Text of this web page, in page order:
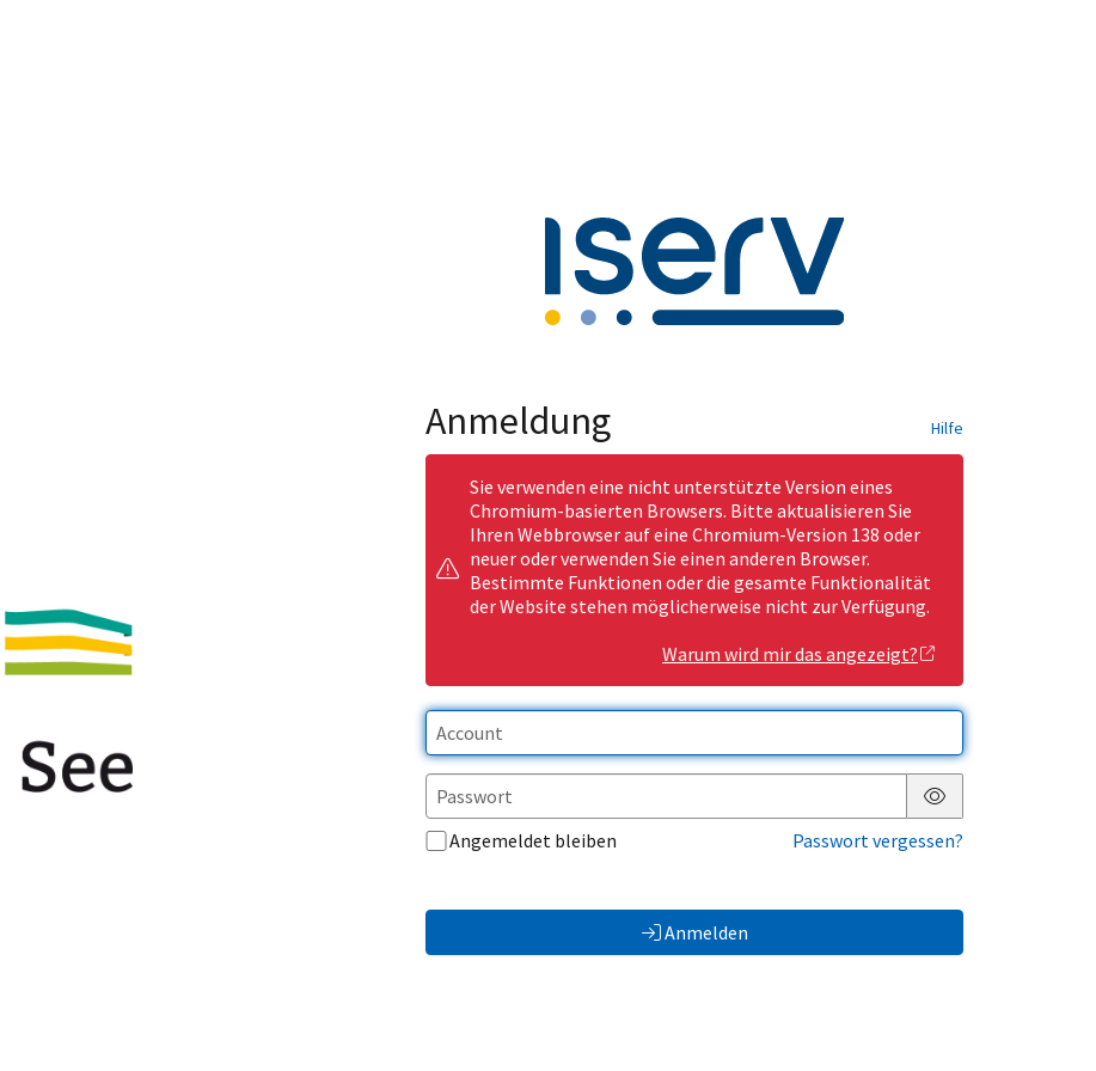
Anmeldung Hilfe
Sie verwenden eine nicht unterstützte Version eines
Chromium-basierten Browsers. Bitte aktualisieren Sie
Ihren Webbrowser auf eine Chromium-Version 138 oder
neuer oder verwenden Sie einen anderen Browser.
Bestimmte Funktionen oder die gesamte Funktionalität
der Website stehen möglicherweise nicht zur Verfügung.
Warum wird mir das angezeigt?
Passwort anzeigen
Angemeldet bleiben
Passwort vergessen?
Anmelden